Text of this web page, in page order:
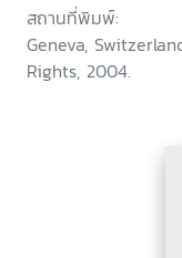
สถานที่พิมพ์:
Geneva,
Rights, 2004.